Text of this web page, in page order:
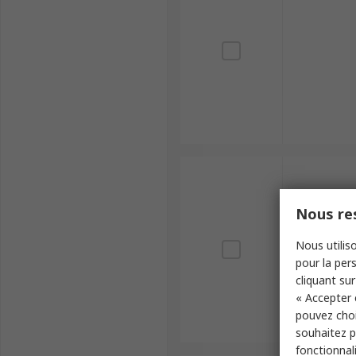
Nous
Nous
pour la
cliquant sur
«
pouvez
souhaitez